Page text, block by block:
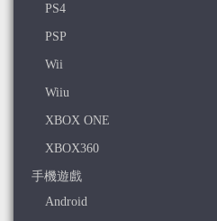
PS4
PSP
Wii
Wiiu
XBOX ONE
XBOX360
手機遊戲
Android